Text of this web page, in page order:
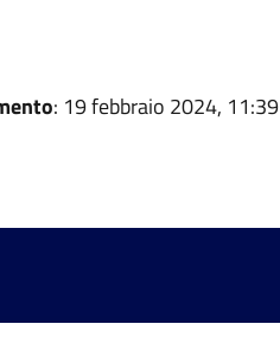
: 19 febbraio 2024, 11:39